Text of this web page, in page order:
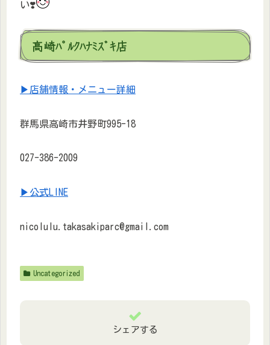
い❣️
高崎ﾊﾟﾙｸﾊﾅﾐｽﾞｷ店
▶店舗情報・メニュー詳細
群馬県高崎市井野町995-18
027-386-2009⁡
▶公式LINE
nicolulu.takasakiparc@gmail.com
Uncategorized
シェアする